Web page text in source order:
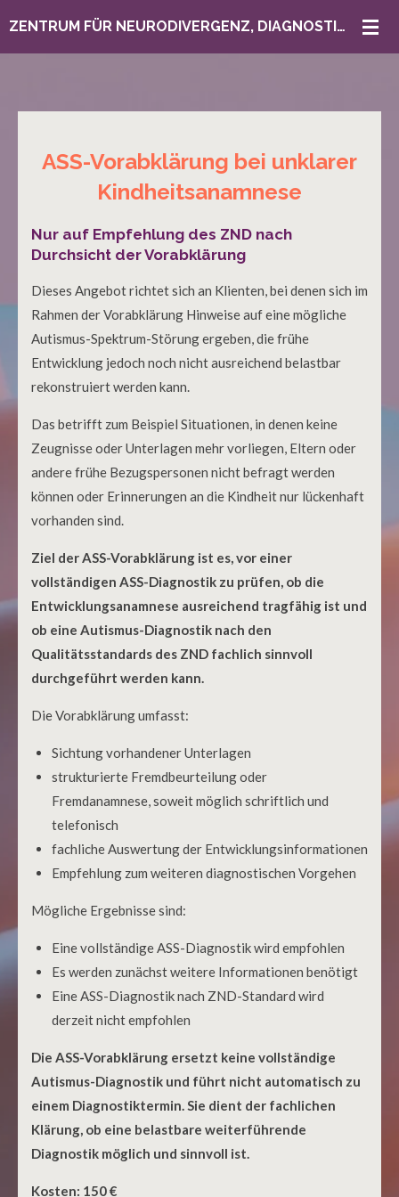
Zum
ZENTRUM FÜR NEURODIVERGENZ, DIAGNOSTIK & BERATUNG
ASS-Vorabklärung bei unklarer
Kindheitsanamnese
Nur auf Empfehlung des ZND nach
Durchsicht der Vorabklärung
Dieses Angebot richtet sich an Klienten, bei denen sich im
Rahmen der Vorabklärung Hinweise auf eine mögliche
Autismus-Spektrum-Störung ergeben, die frühe
Entwicklung jedoch noch nicht ausreichend belastbar
rekonstruiert werden kann.
Das betrifft zum Beispiel Situationen, in denen keine
Zeugnisse oder Unterlagen mehr vorliegen, Eltern oder
andere frühe Bezugspersonen nicht befragt werden
können oder Erinnerungen an die Kindheit nur lückenhaft
vorhanden sind.
Ziel der ASS-Vorabklärung ist es, vor einer
vollständigen ASS-Diagnostik zu prüfen, ob die
Entwicklungsanamnese ausreichend tragfähig ist und
ob eine Autismus-Diagnostik nach den
Qualitätsstandards des ZND fachlich sinnvoll
durchgeführt werden kann.
Die Vorabklärung umfasst:
Sichtung vorhandener Unterlagen
strukturierte Fremdbeurteilung oder
Fremdanamnese, soweit möglich schriftlich und
telefonisch
fachliche Auswertung der Entwicklungsinformationen
Empfehlung zum weiteren diagnostischen Vorgehen
Mögliche Ergebnisse sind:
Eine vollständige ASS-Diagnostik wird empfohlen
Es werden zunächst weitere Informationen benötigt
Eine ASS-Diagnostik nach ZND-Standard wird
derzeit nicht empfohlen
Die ASS-Vorabklärung ersetzt keine vollständige
Autismus-Diagnostik und führt nicht automatisch zu
einem Diagnostiktermin. Sie dient der fachlichen
Klärung, ob eine belastbare weiterführende
Diagnostik möglich und sinnvoll ist.
Kosten: 150 €